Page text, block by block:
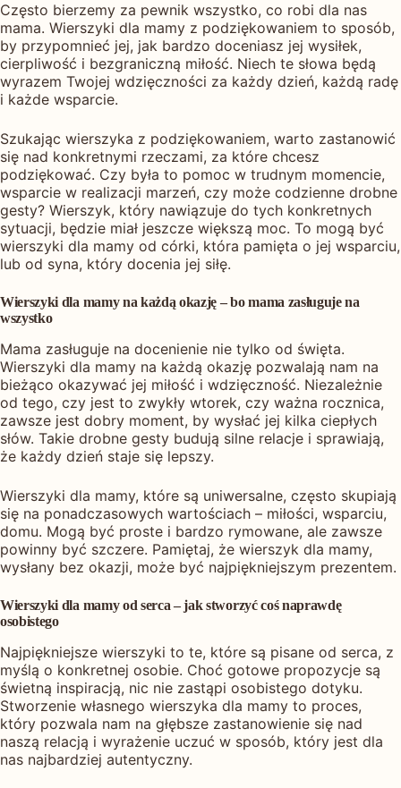
Często bierzemy za pewnik wszystko, co robi dla nas
mama. Wierszyki dla mamy z podziękowaniem to sposób,
by przypomnieć jej, jak bardzo doceniasz jej wysiłek,
cierpliwość i bezgraniczną miłość. Niech te słowa będą
wyrazem Twojej wdzięczności za każdy dzień, każdą radę
i każde wsparcie.
Szukając wierszyka z podziękowaniem, warto zastanowić
się nad konkretnymi rzeczami, za które chcesz
podziękować. Czy była to pomoc w trudnym momencie,
wsparcie w realizacji marzeń, czy może codzienne drobne
gesty? Wierszyk, który nawiązuje do tych konkretnych
sytuacji, będzie miał jeszcze większą moc. To mogą być
wierszyki dla mamy od córki, która pamięta o jej wsparciu,
lub od syna, który docenia jej siłę.
Wierszyki dla mamy na każdą okazję – bo mama zasługuje na
wszystko
Mama zasługuje na docenienie nie tylko od święta.
Wierszyki dla mamy na każdą okazję pozwalają nam na
bieżąco okazywać jej miłość i wdzięczność. Niezależnie
od tego, czy jest to zwykły wtorek, czy ważna rocznica,
zawsze jest dobry moment, by wysłać jej kilka ciepłych
słów. Takie drobne gesty budują silne relacje i sprawiają,
że każdy dzień staje się lepszy.
Wierszyki dla mamy, które są uniwersalne, często skupiają
się na ponadczasowych wartościach – miłości, wsparciu,
domu. Mogą być proste i bardzo rymowane, ale zawsze
powinny być szczere. Pamiętaj, że wierszyk dla mamy,
wysłany bez okazji, może być najpiękniejszym prezentem.
Wierszyki dla mamy od serca – jak stworzyć coś naprawdę
osobistego
Najpiękniejsze wierszyki to te, które są pisane od serca, z
myślą o konkretnej osobie. Choć gotowe propozycje są
świetną inspiracją, nic nie zastąpi osobistego dotyku.
Stworzenie własnego wierszyka dla mamy to proces,
który pozwala nam na głębsze zastanowienie się nad
naszą relacją i wyrażenie uczuć w sposób, który jest dla
nas najbardziej autentyczny.